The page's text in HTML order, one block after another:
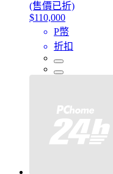
(售價已折)
$110,000
P幣
折扣